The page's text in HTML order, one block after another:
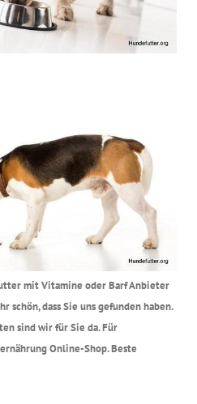
mit Vitamine oder Barf Anbieter
schön, dass Sie uns gefunden haben.
sind wir für Sie da. Für
Online-Shop. Beste